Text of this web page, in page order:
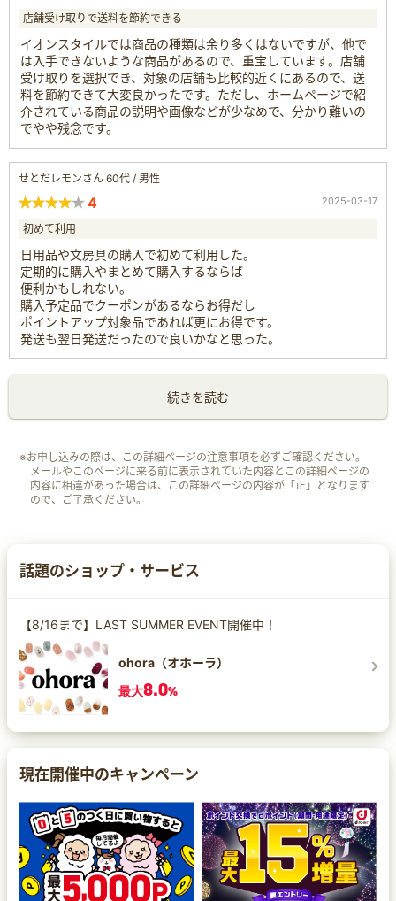
店舗受け取りで送料を節約できる
イオンスタイルでは商品の種類は余り多くはないですが、他で
は入手できないような商品があるので、重宝しています。店舗
受け取りを選択でき、対象の店舗も比較的近くにあるので、送
料を節約できて大変良かったです。ただし、ホームページで紹
介されている商品の説明や画像などが少なめで、分かり難いの
でやや残念です。
せとだレモンさん 60代 / 男性
4 2025-03-17
初めて利用
日用品や文房具の購入で初めて利用した。
定期的に購入やまとめて購入するならば
便利かもしれない。
購入予定品でクーポンがあるならお得だし
ポイントアップ対象品であれば更にお得です。
発送も翌日発送だったので良いかなと思った。
続きを読む
※お申し込みの際は、この詳細ページの注意事項を必ずご確認ください。
メールやこのページに来る前に表示されていた内容とこの詳細ページの
内容に相違があった場合は、この詳細ページの内容が「正」となります
ので、ご了承ください。
話題のショップ・サービス
【8/16まで】LAST SUMMER EVENT開催中！
ohora（オホーラ）
最大8.0%
現在開催中のキャンペーン